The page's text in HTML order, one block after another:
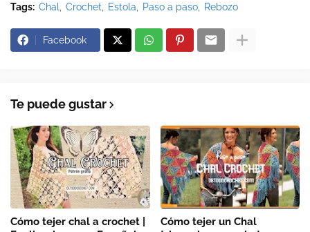
Tags: Chal Crochet Estola Paso a paso Rebozo
Facebook
Te puede gustar
Cómo tejer chal a crochet |
Cómo tejer un Chal